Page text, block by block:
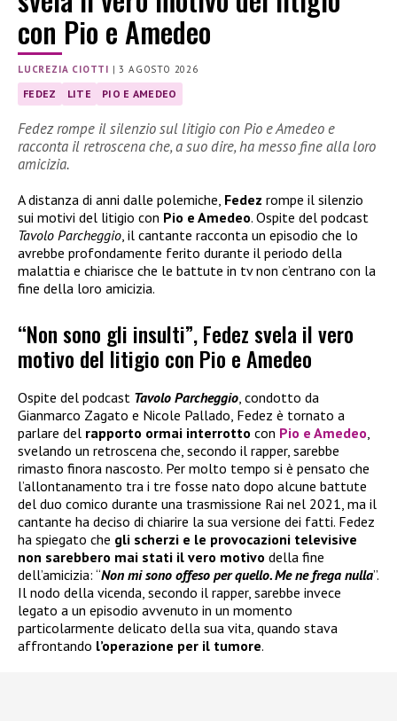
con Pio e Amedeo
LUCREZIA CIOTTI |3 AGOSTO 2026
FEDEZ LITE PIO E AMEDEO
Fedez rompe il silenzio sul litigio con Pio e Amedeo e
racconta il retroscena che, a suo dire, ha messo fine alla loro
amicizia.
A distanza di anni dalle polemiche, Fedez rompe il silenzio
sui motivi del litigio con Pio e Amedeo. Ospite del podcast
Tavolo Parcheggio, il cantante racconta un episodio che lo
avrebbe profondamente ferito durante il periodo della
malattia e chiarisce che le battute in tv non c’entrano con la
fine della loro amicizia.
“Non sono gli insulti”, Fedez svela il vero
motivo del litigio con Pio e Amedeo
Ospite del podcast Tavolo Parcheggio , condotto da
Gianmarco Zagato e Nicole Pallado, Fedez è tornato a
parlare del rapporto ormai interrotto con Pio e Amedeo
svelando un retroscena che, secondo il rapper, sarebbe
rimasto finora nascosto. Per molto tempo si è pensato che
l’allontanamento tra i tre fosse nato dopo alcune battute
del duo comico durante una trasmissione Rai nel 2021, ma il
cantante ha deciso di chiarire la sua versione dei fatti. Fedez
ha spiegato che gli scherzi e le provocazioni televisive
non sarebbero mai stati il vero motivo della fine
dell’amicizia: “Non mi sono offeso per quello. Me ne frega nulla”.
Il nodo della vicenda, secondo il rapper, sarebbe invece
legato a un episodio avvenuto in un momento
particolarmente delicato della sua vita, quando stava
affrontando l’operazione per il tumore.